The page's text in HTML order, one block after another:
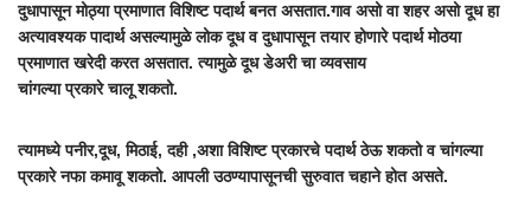
दुधापासून मोठ्या प्रमाणात विशिष्ट पदार्थ बनत असतात.गाव असो वा शहर असो दूध हा
अत्यावश्यक पादार्थ असल्यामुळे लोक दूध व दुधापासून तयार होणारे पदार्थ मोठया
प्रमाणात खरेदी करत असतात. त्यामुळे दूध डेअरी चा व्यवसाय
चांगल्या प्रकारे चालू शकतो.
त्यामध्ये पनीर,दूध, मिठाई, दही ,अशा विशिष्ट प्रकारचे पदार्थ ठेऊ शकतो व चांगल्या
प्रकारे नफा कमावू शकतो. आपली उठण्यापासूनची सुरुवात चहाने होत असते.